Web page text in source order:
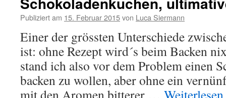
Publiziert am 15. Februar 2015von Luca Siermann
Einer der grössten Unterschiede
ist: ohne Rezept wird´s beim Backen
stand ich also vor dem Problem einen
backen zu wollen, aber ohne ein
mit den Aromen bitterer … Weiterlesen